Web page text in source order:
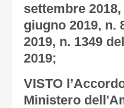
settembre
giugno 2019, n.
2019, n. 1349
2019;
VISTO
Ministero